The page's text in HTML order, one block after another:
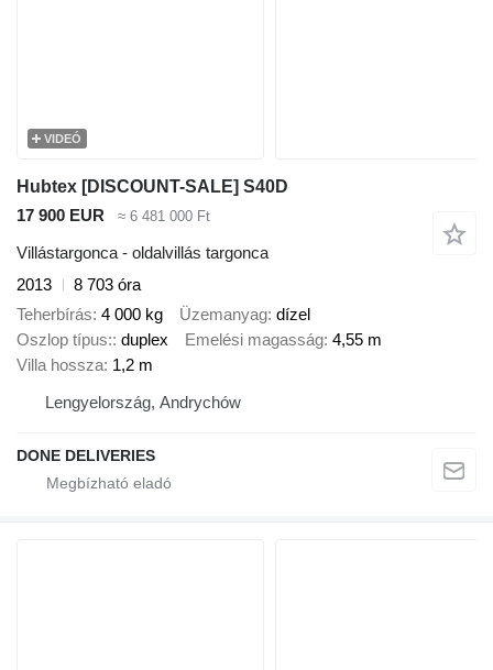
VIDEÓ
Hubtex [DISCOUNT-SALE] S40D
17 900 EUR
≈ 6 481 000 Ft
Villástargonca - oldalvillás targonca
2013
8 703 óra
Teherbírás 4 000 kg Üzemanyag dízel
Oszlop típus: duplex Emelési magasság 4,55 m
Villa hossza 1,2 m
Lengyelország, Andrychów
DONE DELIVERIES